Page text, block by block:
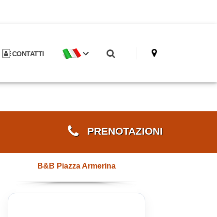
CONTATTI
PRENOTAZIONI
B&B Piazza Armerina